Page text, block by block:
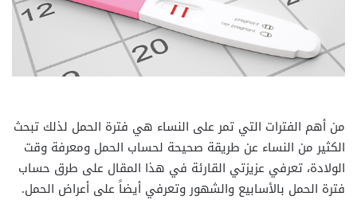
من أهم الفترات التي تمر على النساء هي فترة الحمل لذلك تبحث
الكثير من النساء عن طريقة صحيحة لحساب الحمل ومعرفة وقت
الولادة، تعرفي عزيزتي القارئة في هذا المقال على طرق حساب
فترة الحمل بالأسابيع والشهور وتعرفي أيضاً على أعراض الحمل.